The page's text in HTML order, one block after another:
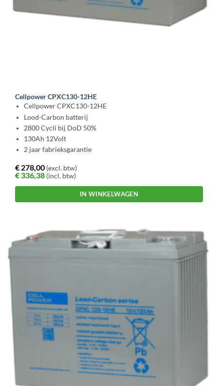
Cellpower CPXC130-12HE
Cellpower CPXC130-12HE
Lood-Carbon batterij
2800 Cycli bij DoD 50%
130Ah 12Volt
2 jaar fabrieksgarantie
€ 278,00 (excl. btw)
€336,38 (incl. btw)
IN WINKELWAGEN